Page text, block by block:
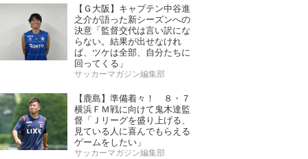
【Ｇ大阪】キャプテン中谷進
之介が語った新シーズンへの
決意「監督交代は言い訳にな
らない。結果が出せなけれ
ば、ツケは全部、自分たちに
回ってくる」
サッカーマガジン編集部
【鹿島】準備着々！ ８・７
横浜ＦＭ戦に向けて鬼木達監
督「Ｊリーグを盛り上げる、
見ている人に喜んでもらえる
ゲームをしたい」
サッカーマガジン編集部